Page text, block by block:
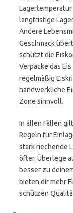
langfristige
Andere
Geschmack
schützt die
Verpacke das
regelmäßig
handwerkliche
Zone sinnvoll.
In allen Fällen
Regeln für
stark riechende
öfter. Überlege
besser zu
bieten dir mehr
schützen